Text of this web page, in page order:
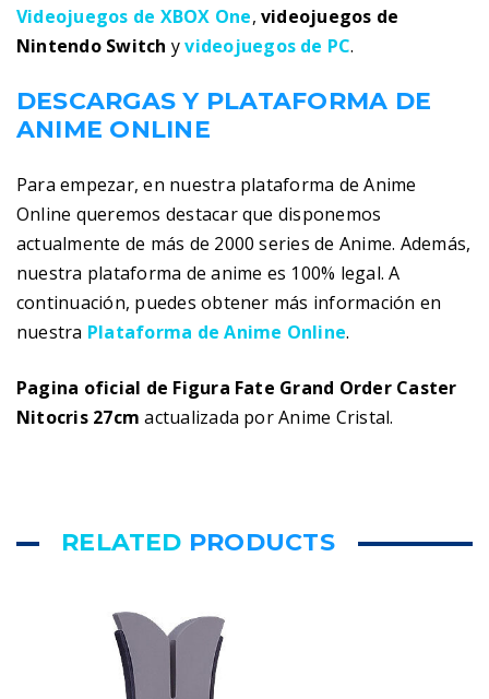
Videojuegos de XBOX One,videojuegos de
Nintendo Switch yvideojuegos de PC.
DESCARGAS Y PLATAFORMA DE
ANIME ONLINE
Para empezar, en nuestra plataforma de Anime
Online queremos destacar que disponemos
actualmente de más de 2000 series de Anime. Además,
nuestra plataforma de anime es 100% legal. A
continuación, puedes obtener más información en
nuestra Plataforma de Anime Online.
Pagina oficial de Figura Fate Grand Order Caster
Nitocris 27cmactualizada por Anime Cristal.
RELATED PRODUCTS